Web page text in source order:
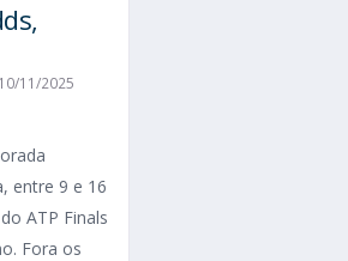
11/2025
entre 9 e 16
ATP Finals
Fora os